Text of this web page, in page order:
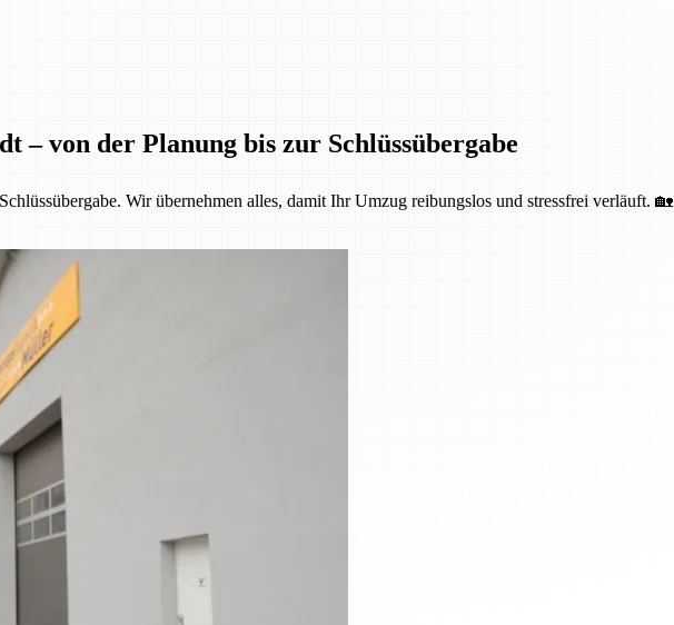
– von der Planung bis zur Schlüssübergabe
Wir übernehmen alles, damit Ihr Umzug reibungslos und stressfrei verläuft. 🏡